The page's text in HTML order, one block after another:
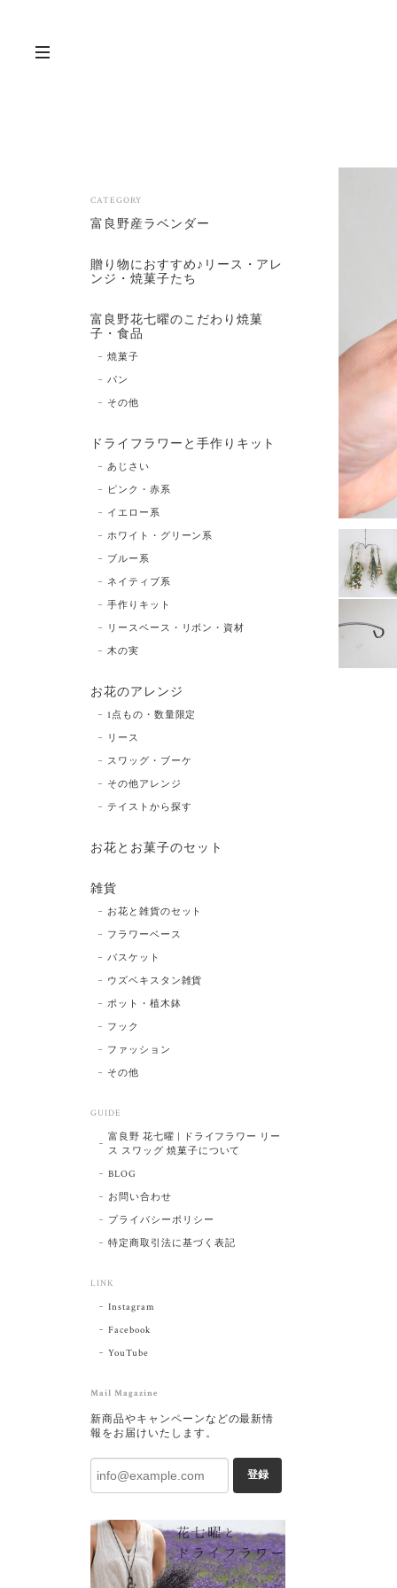
CATEGORY
富良野産ラベンダー
贈り物におすすめ♪リース・アレ
ンジ・焼菓子たち
富良野花七曜のこだわり焼菓
子・食品
焼菓子
パン
その他
ドライフラワーと手作りキット
あじさい
ピンク・赤系
イエロー系
ホワイト・グリーン系
ブルー系
ネイティブ系
手作りキット
リースベース・リボン・資材
木の実
お花のアレンジ
1点もの・数量限定
リース
スワッグ・ブーケ
その他アレンジ
テイストから探す
お花とお菓子のセット
雑貨
お花と雑貨のセット
フラワーベース
バスケット
ウズベキスタン雑貨
ポット・植木鉢
フック
ファッション
その他
GUIDE
富良野 花七曜 | ドライフラワー リー
ス スワッグ 焼菓子について
BLOG
お問い合わせ
プライバシーポリシー
特定商取引法に基づく表記
LINK
Instagram
Facebook
YouTube
Mail Magazine
新商品やキャンペーンなどの最新情
報をお届けいたします。
登録